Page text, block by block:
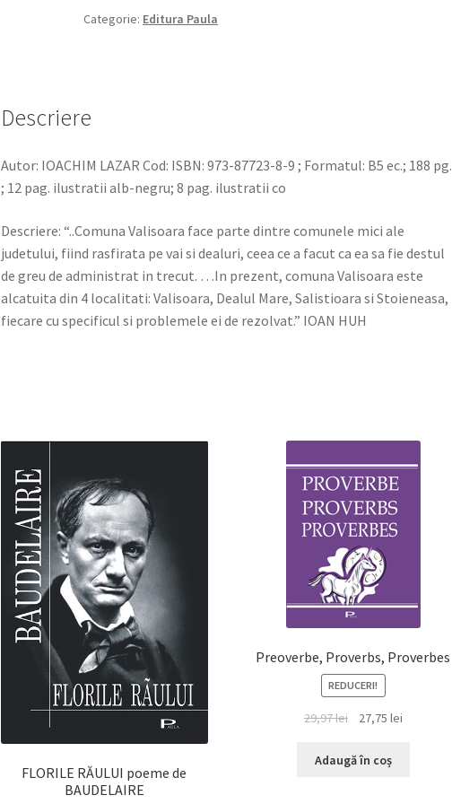
monografic
Categorie: Editura Paula
Descriere
Autor: IOACHIM LAZAR Cod: ISBN: 973-87723-8-9 ; Formatul: B5 ec.; 188 pg.
; 12 pag. ilustratii alb-negru; 8 pag. ilustratii co
Descriere: “..Comuna Valisoara face parte dintre comunele mici ale
judetului, fiind rasfirata pe vai si dealuri, ceea ce a facut ca ea sa fie destul
de greu de administrat in trecut. …In prezent, comuna Valisoara este
alcatuita din 4 localitati: Valisoara, Dealul Mare, Salistioara si Stoieneasa,
fiecare cu specificul si problemele ei de rezolvat.” IOAN HUH
FLORILE RĂULUI poeme de
BAUDELAIRE
Preoverbe, Proverbs, Proverbes
REDUCERI!
29,97lei
Prețul
a
27,75 leiPrețul
Adaugă în coș